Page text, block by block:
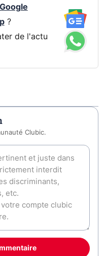
Google
?
de l'actu
Clubic.